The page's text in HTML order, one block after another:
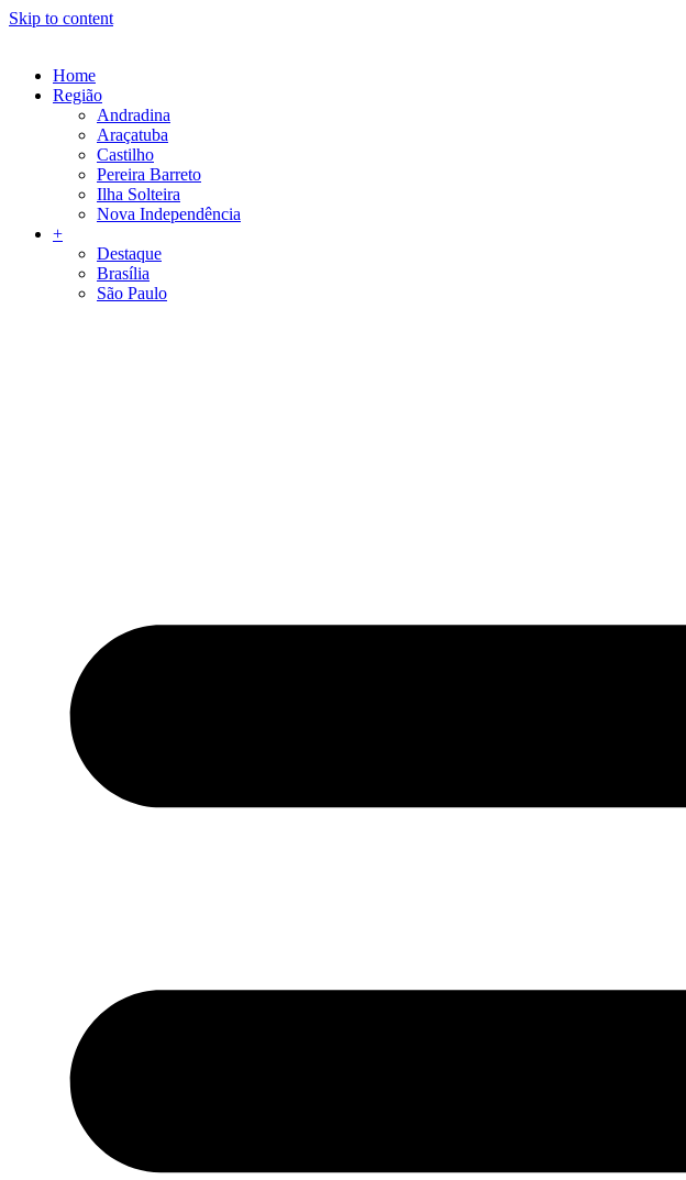
Skip to content
Home
Região
Andradina
Araçatuba
Castilho
Pereira Barreto
Ilha Solteira
Nova Independência
+
Destaque
Brasília
São Paulo